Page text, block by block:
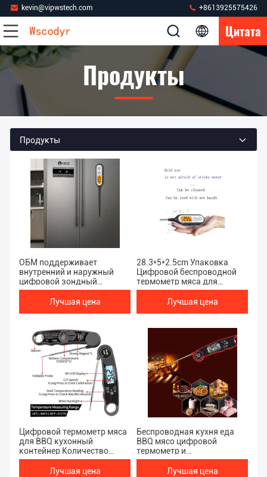
kevin@vipwstech.com +8613925575426
Цитата
Продукты
Продукты
ОБМ поддерживает
внутренний и наружный
цифровой зондный
термометр BBQ для
безопасного приготовления
Лучшая цена
28.3*5*2.5cm Упаковка
Цифровой беспроводной
термометр мяса для
приготовления блюд на
барбекю Точность ±1.8°F
Лучшая цена
Цифровой термометр мяса
для BBQ кухонный
контейнер Количество
200/168 штук Кухонный
продуктЛучшая цена
Беспроводная кухня еда
BBQ мясо цифровой
термометр и
водонепроницаемый для
мастерства вЛучшая цена